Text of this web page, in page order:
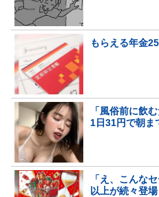
もらえる年金
「風俗前に飲
1日31円で朝ま
「え、こんな
以上が続々登